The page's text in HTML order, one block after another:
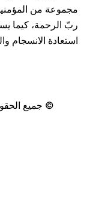
مجموعة من
ربّ الرحمة، كيما
استعادة الانسجام
© جميع